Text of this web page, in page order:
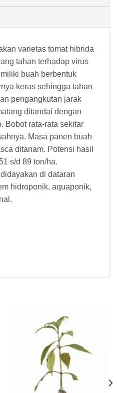
varietas tomat hibrida
tahan terhadap virus
buah berbentuk
keras sehingga tahan
pengangkutan jarak
ditandai dengan
Bobot rata-rata sekitar
Masa panen buah
ditanam. Potensi hasil
s/d 89 ton/ha.
di dataran
hidroponik, aquaponik,